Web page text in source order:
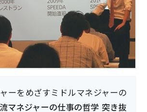
ーをめざすミドルマネジャーの
流マネジャーの仕事の哲学 突き抜